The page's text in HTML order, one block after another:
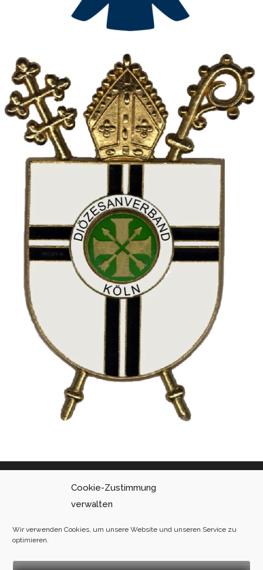
Cookie-Zustimmung
verwalten
Wir verwenden Cookies, um unsere Website und unseren Service zu
optimieren.
Datenschutz